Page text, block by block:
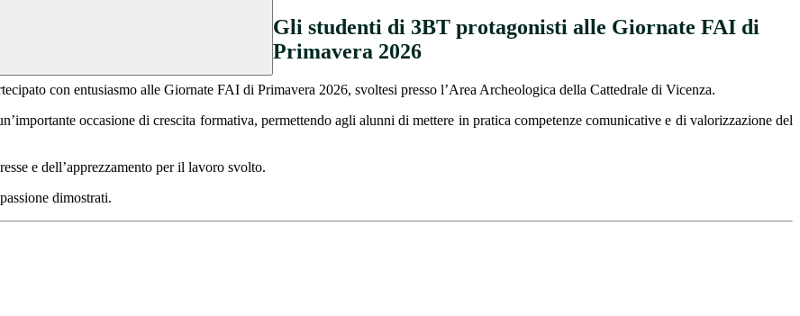
Gli studenti di 3BT protagonisti alle Giornate FAI di
Primavera 2026
con entusiasmo alle Giornate FAI di Primavera 2026, svoltesi presso l’Area Archeologica della Cattedrale di Vicenza.
occasione di crescita formativa, permettendo agli alunni di mettere in pratica competenze comunicative e di valorizzazione del
e dell’apprezzamento per il lavoro svolto.
dimostrati.